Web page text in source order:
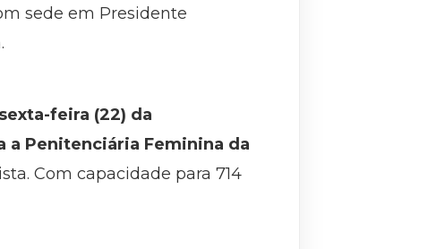
sede em Presidente
feira (22) da
a Penitenciária Feminina da
Com capacidade para 714